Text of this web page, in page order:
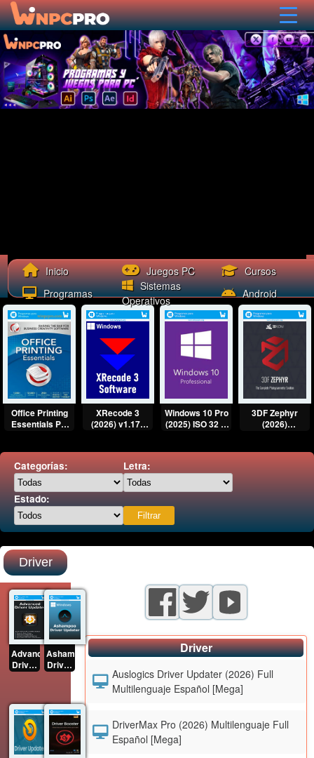
Inicio Juegos PC
Cursos
Programas
Sistemas
Operativos
Android
Office Printing
Essentials PC
Office
XRecode 3
(2026) v1.176
Windows 10 Pro
(2025) ISO 32 &
3DF Zephyr
(2026)
Categorías: Letra:
Estado:
Driver
Advanced
Driver
Updater
Multilenguaje
[Mega]
Ashampoo
Driver
Updater
Español
[Mega]
Driver
Auslogics Driver Updater (2026) Full
Multilenguaje Español [Mega]
DriverMax Pro (2026) Multilenguaje Full
Español [Mega]